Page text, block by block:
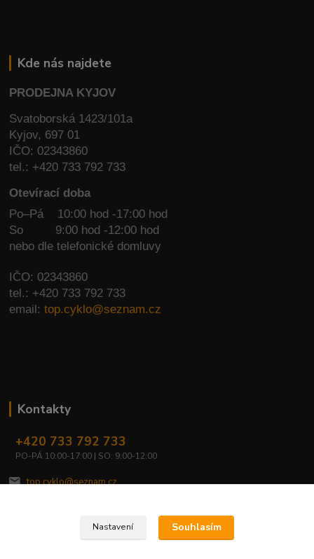
Kde nás najdete
PRODEJNA KYJOV
Svatoborská 1423/101a
Kyjov, 697 01
IČO: 02343860
tel.: +420 733 792 733
Otevírací doba
Po–Pá 10:00 hod -17:00 hod
So
9:00 hod -12:00 hod
nebo dle telefonické domluvy
IČO: 02343860
tel.: +420 733 792 733
email:top.cyklo@seznam.cz
Kontakty
+420 733 792 733
PO-PÁ 10:00-17:00 | SO: 9:00-12:00
top.cyklo@seznam.cz
Nastavení Souhlasím